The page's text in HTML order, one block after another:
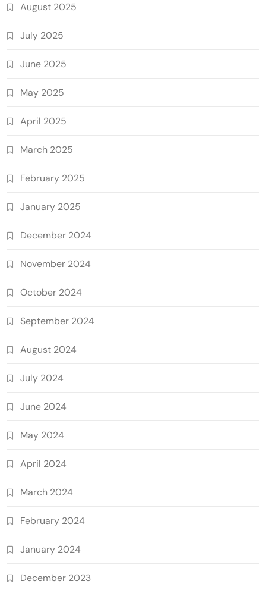
August 2025
July 2025
June 2025
May 2025
April 2025
March 2025
February 2025
January 2025
December 2024
November 2024
October 2024
September 2024
August 2024
July 2024
June 2024
May 2024
April 2024
March 2024
February 2024
January 2024
December 2023